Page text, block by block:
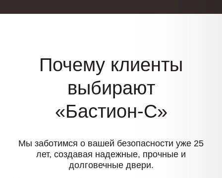
Почему клиенты
выбирают
«Бастион-С»
Мы заботимся о вашей безопасности уже 25
лет, создавая надежные, прочные и
долговечные двери.